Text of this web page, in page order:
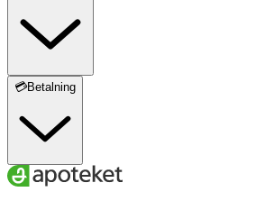
💳Betalning